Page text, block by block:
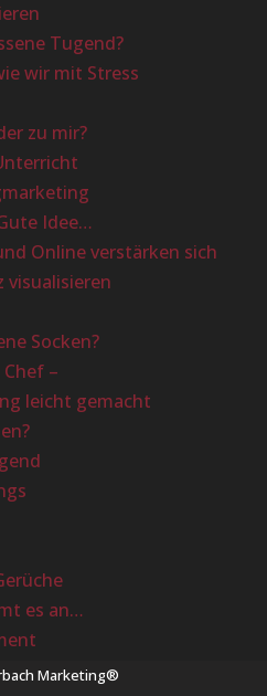
Tugend?
wir mit Stress
zu mir?
Idee…
Online verstärken sich
Socken?
–
leicht gemacht
es an…
Marketing®